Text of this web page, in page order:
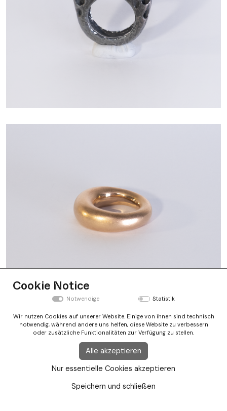
Newsletter Anmeldung
Terms and conditions
Cookie Notice
Notwendige Statistik
Wir nutzen Cookies auf unserer Website. Einige von ihnen sind technisch
notwendig, während andere uns helfen, diese Website zu verbessern
oder zusätzliche Funktionalitäten zur Verfügung zu stellen.
Alle akzeptieren
Nur essentielle Cookies akzeptieren
Speichern und schließen